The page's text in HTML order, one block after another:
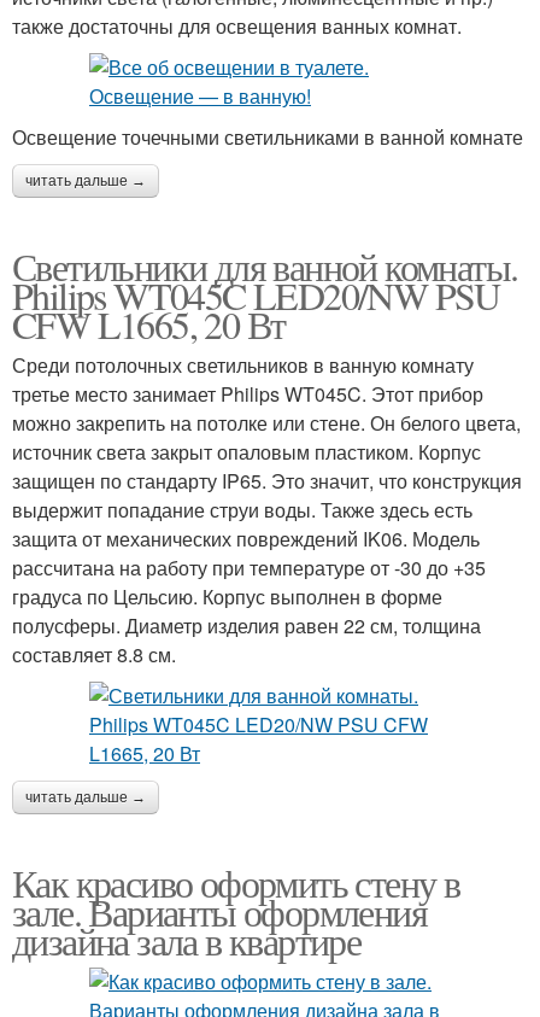
также достаточны для освещения ванных комнат.
Освещение точечными светильниками в ванной комнате
читать дальше →
Светильники для ванной комнаты.
Philips WT045C LED20/NW PSU
CFW L1665, 20 Вт
Среди потолочных светильников в ванную комнату
третье место занимает Philips WT045C. Этот прибор
можно закрепить на потолке или стене. Он белого цвета,
источник света закрыт опаловым пластиком. Корпус
защищен по стандарту IP65. Это значит, что конструкция
выдержит попадание струи воды. Также здесь есть
защита от механических повреждений IK06. Модель
рассчитана на работу при температуре от -30 до +35
градуса по Цельсию. Корпус выполнен в форме
полусферы. Диаметр изделия равен 22 см, толщина
составляет 8.8 см.
читать дальше →
Как красиво оформить стену в
зале. Варианты оформления
дизайна зала в квартире